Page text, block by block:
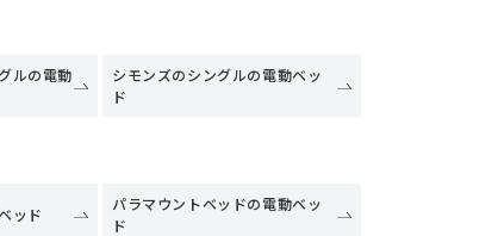
ルの電動
シモンズのシングルの電動ベッ
ド
ッド
パラマウントベッドの電動ベッ
ド